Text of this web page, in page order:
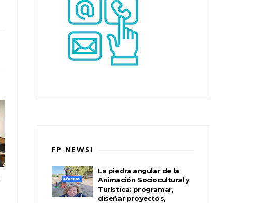
FP NEWS!
La piedra angular de la
Animación Sociocultural y
Turística: programar,
diseñar proyectos,